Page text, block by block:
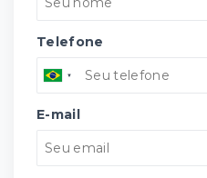
Telefone
E-mail